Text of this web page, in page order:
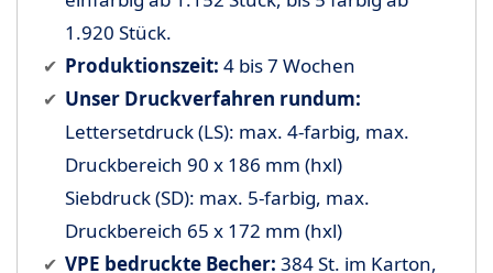
1.920 Stück.
Produktionszeit: 4 bis 7 Wochen
Unser Druckverfahren rundum:
Lettersetdruck (LS): max. 4-farbig, max.
Druckbereich 90 x 186 mm (hxl)
Siebdruck (SD): max. 5-farbig, max.
Druckbereich 65 x 172 mm (hxl)
VPE bedruckte Becher: 384 St. im Karton,